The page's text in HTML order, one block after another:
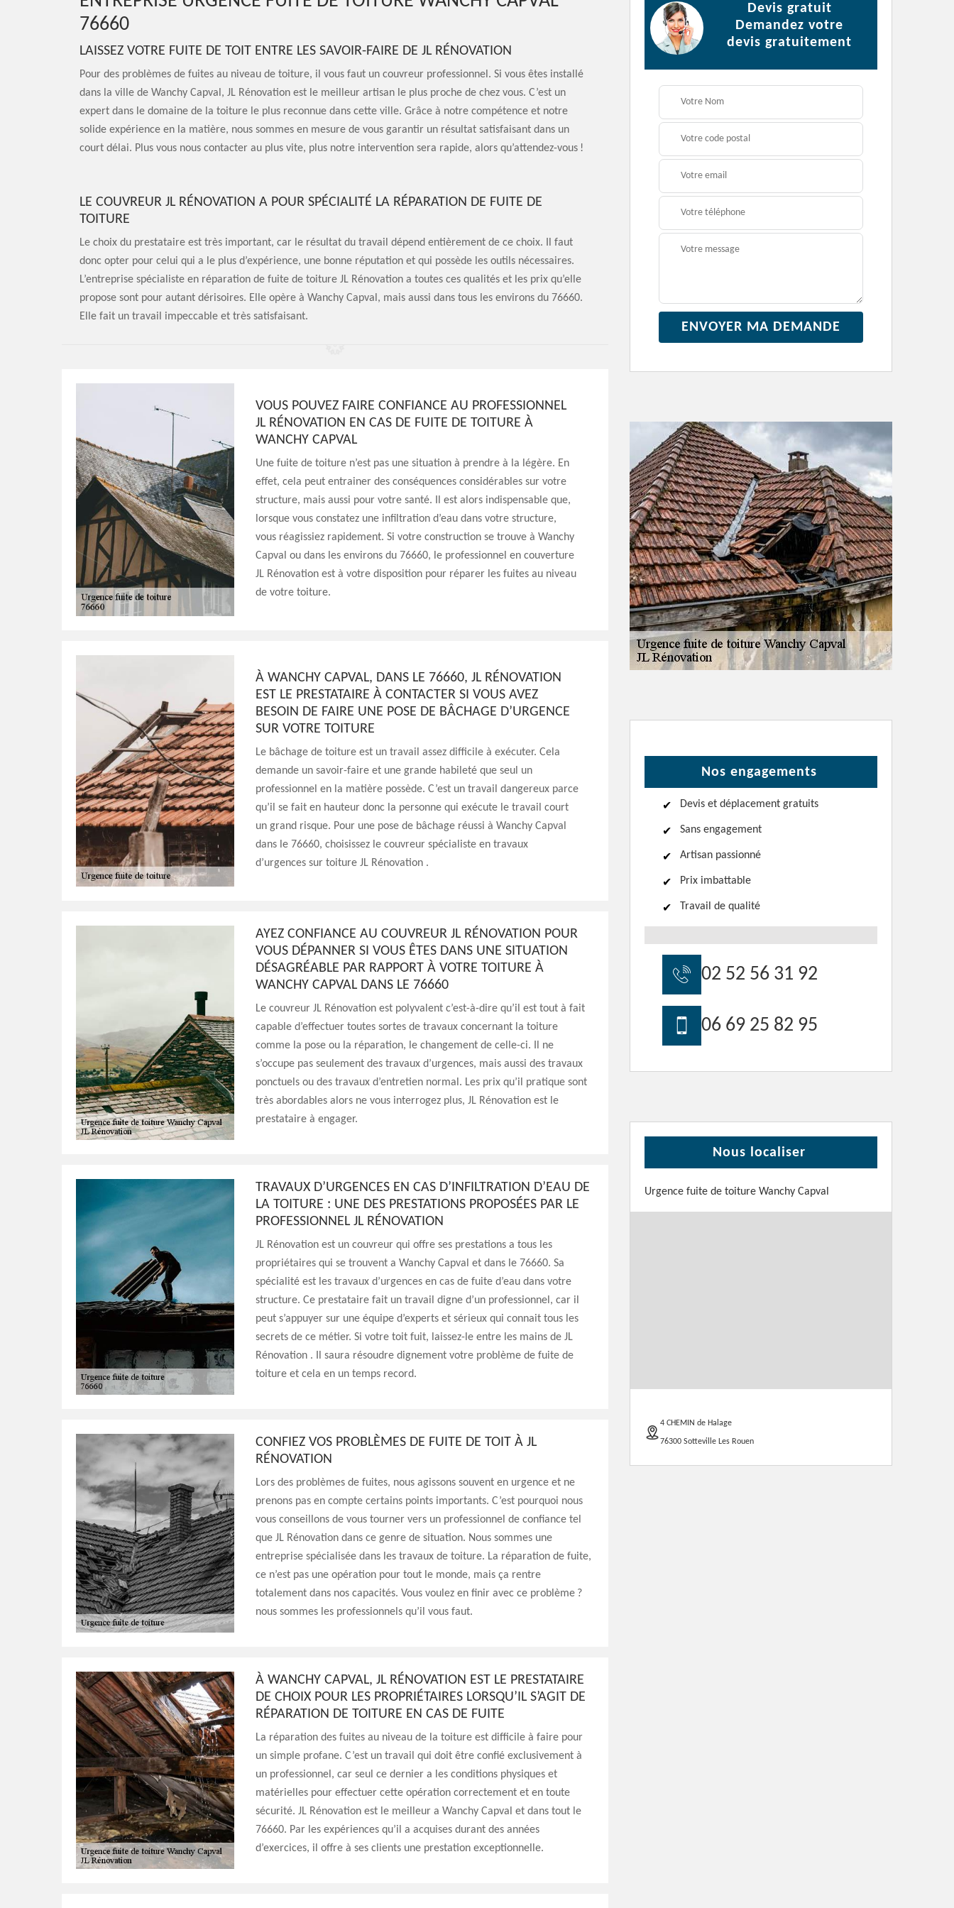
76660
LAISSEZ VOTRE FUITE DE TOIT ENTRE LES SAVOIR-FAIRE DE JL RÉNOVATION
Pour des problèmes de fuites au niveau de toiture, il vous faut un couvreur professionnel. Si vous êtes installé
dans la ville de Wanchy Capval, JL Rénovation est le meilleur artisan le plus proche de chez vous. C’est un
expert dans le domaine de la toiture le plus reconnue dans cette ville. Grâce à notre compétence et notre
solide expérience en la matière, nous sommes en mesure de vous garantir un résultat satisfaisant dans un
court délai. Plus vous nous contacter au plus vite, plus notre intervention sera rapide, alors qu’attendez-vous !
LE COUVREUR JL RÉNOVATION A POUR SPÉCIALITÉ LA RÉPARATION DE FUITE DE
TOITURE
Le choix du prestataire est très important, car le résultat du travail dépend entièrement de ce choix. Il faut
donc opter pour celui qui a le plus d’expérience, une bonne réputation et qui possède les outils nécessaires.
L’entreprise spécialiste en réparation de fuite de toiture JL Rénovation a toutes ces qualités et les prix qu’elle
propose sont pour autant dérisoires. Elle opère à Wanchy Capval, mais aussi dans tous les environs du 76660.
Elle fait un travail impeccable et très satisfaisant.
VOUS POUVEZ FAIRE CONFIANCE AU PROFESSIONNEL
JL RÉNOVATION EN CAS DE FUITE DE TOITURE À
WANCHY CAPVAL
Une fuite de toiture n’est pas une situation à prendre à la légère. En
effet, cela peut entrainer des conséquences considérables sur votre
structure, mais aussi pour votre santé. Il est alors indispensable que,
lorsque vous constatez une infiltration d’eau dans votre structure,
vous réagissiez rapidement. Si votre construction se trouve à Wanchy
Capval ou dans les environs du 76660, le professionnel en couverture
JL Rénovation est à votre disposition pour réparer les fuites au niveau
de votre toiture.
À WANCHY CAPVAL, DANS LE 76660, JL RÉNOVATION
EST LE PRESTATAIRE À CONTACTER SI VOUS AVEZ
BESOIN DE FAIRE UNE POSE DE BÂCHAGE D’URGENCE
SUR VOTRE TOITURE
Le bâchage de toiture est un travail assez difficile à exécuter. Cela
demande un savoir-faire et une grande habileté que seul un
professionnel en la matière possède. C’est un travail dangereux parce
qu’il se fait en hauteur donc la personne qui exécute le travail court
un grand risque. Pour une pose de bâchage réussi à Wanchy Capval
dans le 76660, choisissez le couvreur spécialiste en travaux
d’urgences sur toiture JL Rénovation .
AYEZ CONFIANCE AU COUVREUR JL RÉNOVATION POUR
VOUS DÉPANNER SI VOUS ÊTES DANS UNE SITUATION
DÉSAGRÉABLE PAR RAPPORT À VOTRE TOITURE À
WANCHY CAPVAL DANS LE 76660
Le couvreur JL Rénovation est polyvalent c’est-à-dire qu’il est tout à fait
capable d’effectuer toutes sortes de travaux concernant la toiture
comme la pose ou la réparation, le changement de celle-ci. Il ne
s’occupe pas seulement des travaux d’urgences, mais aussi des travaux
ponctuels ou des travaux d’entretien normal. Les prix qu’il pratique sont
très abordables alors ne vous interrogez plus, JL Rénovation est le
prestataire à engager.
TRAVAUX D’URGENCES EN CAS D’INFILTRATION D’EAU DE
LA TOITURE : UNE DES PRESTATIONS PROPOSÉES PAR LE
PROFESSIONNEL JL RÉNOVATION
JL Rénovation est un couvreur qui offre ses prestations a tous les
propriétaires qui se trouvent a Wanchy Capval et dans le 76660. Sa
spécialité est les travaux d’urgences en cas de fuite d’eau dans votre
structure. Ce prestataire fait un travail digne d’un professionnel, car il
peut s’appuyer sur une équipe d’experts et sérieux qui connait tous les
secrets de ce métier. Si votre toit fuit, laissez-le entre les mains de JL
Rénovation . Il saura résoudre dignement votre problème de fuite de
toiture et cela en un temps record.
CONFIEZ VOS PROBLÈMES DE FUITE DE TOIT À JL
RÉNOVATION
Lors des problèmes de fuites, nous agissons souvent en urgence et ne
prenons pas en compte certains points importants. C’est pourquoi nous
vous conseillons de vous tourner vers un professionnel de confiance tel
que JL Rénovation dans ce genre de situation. Nous sommes une
entreprise spécialisée dans les travaux de toiture. La réparation de fuite,
ce n’est pas une opération pour tout le monde, mais ça rentre
totalement dans nos capacités. Vous voulez en finir avec ce problème ?
nous sommes les professionnels qu’il vous faut.
À WANCHY CAPVAL, JL RÉNOVATION EST LE PRESTATAIRE
DE CHOIX POUR LES PROPRIÉTAIRES LORSQU’IL S’AGIT DE
RÉPARATION DE TOITURE EN CAS DE FUITE
La réparation des fuites au niveau de la toiture est difficile à faire pour
un simple profane. C’est un travail qui doit être confié exclusivement à
un professionnel, car seul ce dernier a les conditions physiques et
matérielles pour effectuer cette opération correctement et en toute
sécurité. JL Rénovation est le meilleur a Wanchy Capval et dans tout le
76660. Par les expériences qu’il a acquises durant des années
d’exercices, il offre à ses clients une prestation exceptionnelle.
Devis gratuit
Demandez votre
devis gratuitement
Nos engagements
Devis et déplacement gratuits
Sans engagement
Artisan passionné
Prix imbattable
Travail de qualité
02 52 56 31 92
06 69 25 82 95
Nous localiser
Urgence fuite de toiture Wanchy Capval
4 CHEMIN de Halage
76300 Sotteville Les Rouen